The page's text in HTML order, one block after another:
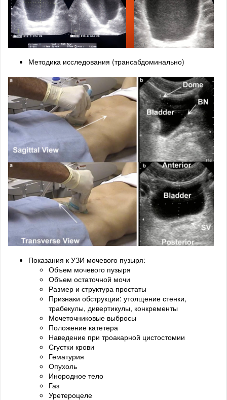
Методика исследования (трансабдоминально)
Показания к УЗИ мочевого пузыря:
Объем мочевого пузыря
Объем остаточной мочи
Размер и структура простаты
Признаки обструкции: утолщение стенки,
трабекулы, дивертикулы, конкременты
Мочеточниковые выбросы
Положение катетера
Наведение при троакарной цистостомии
Сгустки крови
Гематурия
Опухоль
Инородное тело
Газ
Уретероцеле